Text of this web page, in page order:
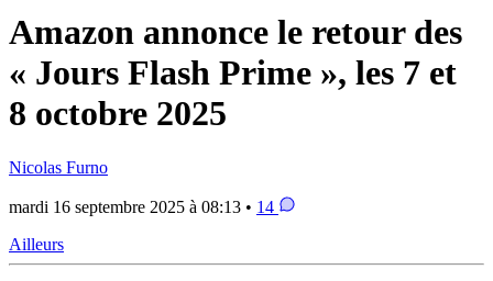
Amazon annonce le retour des
« Jours Flash Prime », les 7 et
8 octobre 2025
Nicolas Furno
mardi 16 septembre 2025 à 08:13 • 14
Ailleurs